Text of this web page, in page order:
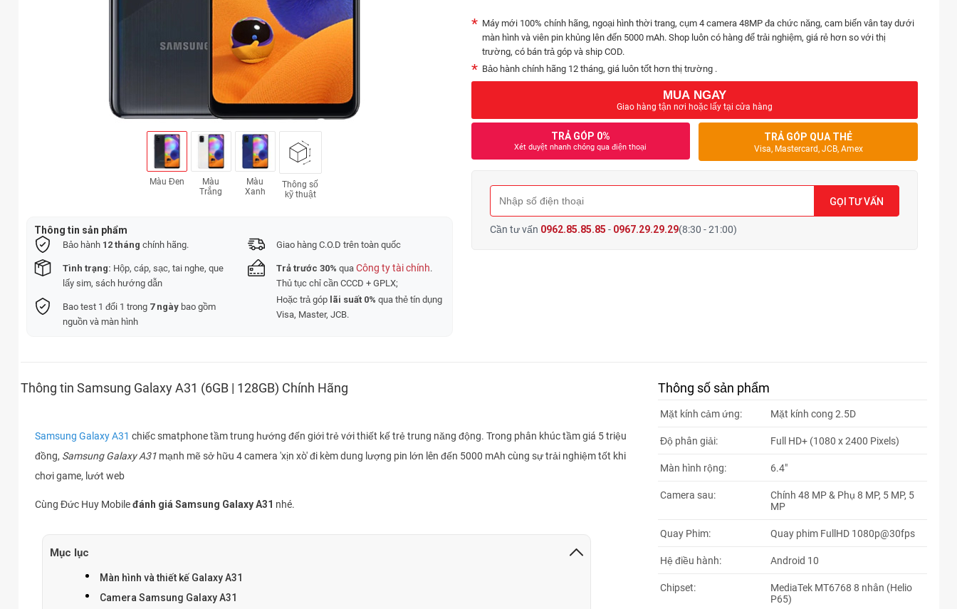
Màu Đen
Màu
Trắng
Màu
Xanh
Thông số
kỹ thuật
Thông tin sản phẩm
Bảo hành12 tháng chính hãng. Giao hàng C.O.D trên toàn quốc
Tình trạng: Hộp, cáp, sạc, tai nghe, que
lấy sim, sách hướng dẫn
Trả trước 30% qua Công ty tài chính.
Thủ tục chỉ cần CCCD + GPLX;
Bao test 1 đổi 1 trong 7 ngàybao gồm
nguồn và màn hình
Hoặc trả góp lãi suất 0% qua thẻ tín dụng
Visa, Master, JCB.
Máy mới 100% chính hãng, ngoại hình thời trang, cụm 4 camera 48MP đa chức năng, cam biến vân tay dưới
màn hình và viên pin khủng lên đến 5000 mAh. Shop luôn có hàng để trải nghiệm, giá rẻ hơn so với thị
trường, có bán trả góp và ship COD.
Bảo hành chính hãng 12 tháng, giá luôn tốt hơn thị trường .
MUA NGAY
Giao hàng tận nơi hoặc lấy tại cửa hàng
TRẢ GÓP 0%
Xét duyệt nhanh chóng qua điện thoại
TRẢ GÓP QUA THẺ
Visa, Mastercard, JCB, Amex
GỌI TƯ VẤN
Cần tư vấn 0962.85.85.85 - 0967.29.29.29(8:30 - 21:00)
Thông tin Samsung Galaxy A31 (6GB | 128GB) Chính Hãng
Samsung Galaxy A31 chiếc smatphone tầm trung hướng đến giới trẻ với thiết kế trẻ trung năng động. Trong phân khúc tầm giá 5 triệu
đồng, Samsung Galaxy A31mạnh mẽ sở hữu 4 camera 'xịn xò' đi kèm dung lượng pin lớn lên đến 5000 mAh cùng sự trải nghiệm tốt khi
chơi game, lướt web
Cùng Đức Huy Mobileđánh giá Samsung Galaxy A31 nhé.
Mục lục
Màn hình và thiết kế Galaxy A31
Camera Samsung Galaxy A31
Thông số sản phẩm
Mặt kính cảm ứng: Mặt kính cong 2.5D
Độ phân giải: Full HD+ (1080 x 2400 Pixels)
Màn hình rộng: 6.4"
Camera sau:
Chính 48 MP & Phụ 8 MP, 5 MP, 5
MP
Quay Phim: Quay phim FullHD 1080p@30fps
Hệ điều hành: Android 10
Chipset:
MediaTek MT6768 8 nhân (Helio
P65)